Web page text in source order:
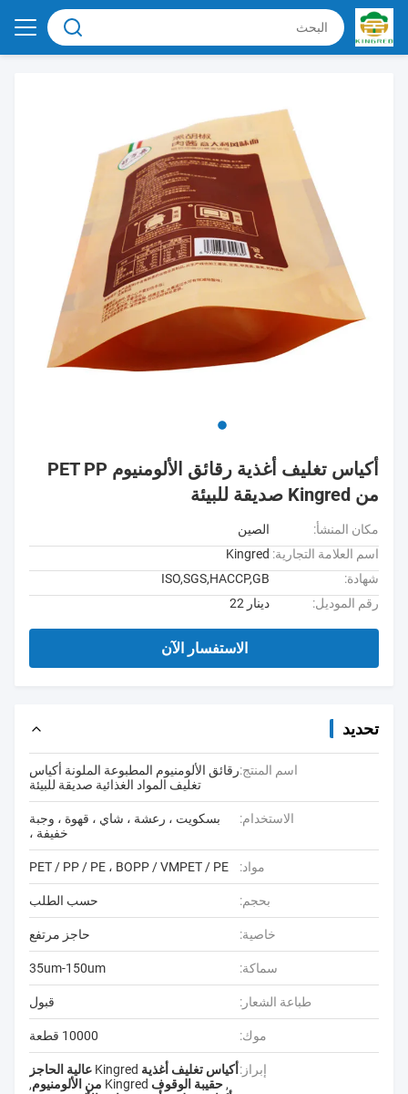
أكياس تغليف أغذية رقائق الألومنيوم PET PP
من Kingred صديقة للبيئة
مكان المنشأ:
الصين
اسم العلامة التجارية: Kingred
شهادة:
ISO,SGS,HACCP,GB
رقم الموديل:
دينار 22
الاستفسار الآن
تحديد
اسم المنتج:رقائق الألومنيوم المطبوعة الملونة أكياس
تغليف المواد الغذائية صديقة للبيئة
الاستخدام:
بسكويت ، رعشة ، شاي ، قهوة ، وجبة
خفيفة ،
مواد: PET / PP / PE ، BOPP / VMPET / PE
بحجم: حسب الطلب
خاصية: حاجز مرتفع
سماكة: 35um-150um
طباعة الشعار: قبول
موك: 10000 قطعة
إبراز: أكياس تغليف أغذية Kingred عالية الحاجز
, حقيبة الوقوف Kingred من الألومنيوم
,